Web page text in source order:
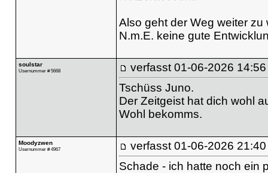
Also geht der Weg weiter
N.m.E. keine gute
soulstar
Usernummer # 5668 verfasst 01-06-2026 14:56
Tschüss Juno.
Der Zeitgeist hat dich wohl
Wohl bekomms.
Moodyzwen
Usernummer # 4967 verfasst 01-06-2026 21:40
Schade - ich hatte noch ein